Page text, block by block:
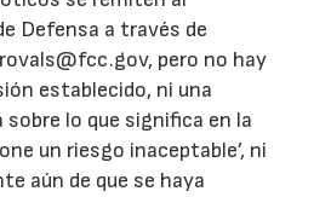
Defensa a través de
pero no hay
establecido, ni una
sobre lo que significa en la
un riesgo inaceptable’, ni
aún de que se haya